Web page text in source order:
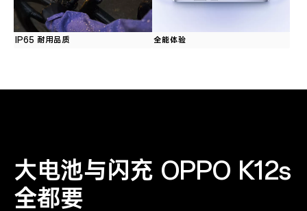
IP65 耐用品质 全能体验
大电池与闪充 OPPO K12s
全都要